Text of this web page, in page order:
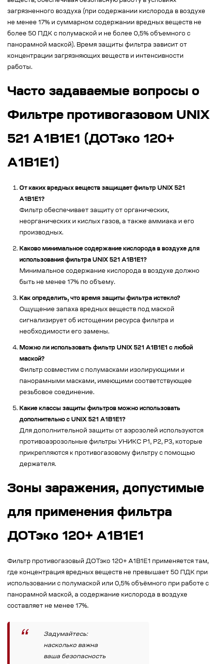
загрязненного воздуха (при содержании кислорода в воздухе
не менее 17% и суммарном содержании вредных веществ не
более 50 ПДК с полумаской и не более 0,5% объемного с
панорамной маской). Время защиты фильтра зависит от
концентрации загрязняющих веществ и интенсивности
работы.
Часто задаваемые вопросы о
Фильтре противогазовом UNIX
521 A1B1E1 (ДОТэко 120+
А1B1E1)
От каких вредных веществ защищает фильтр UNIX 521
A1B1E1?
Фильтр обеспечивает защиту от органических,
неорганических и кислых газов, а также аммиака и его
производных.
Каково минимальное содержание кислорода в воздухе для
использования фильтра UNIX 521 A1B1E1?
Минимальное содержание кислорода в воздухе должно
быть не менее 17% по объему.
Как определить, что время защиты фильтра истекло?
Ощущение запаха вредных веществ под маской
сигнализирует об истощении ресурса фильтра и
необходимости его замены.
Можно ли использовать фильтр UNIX 521 A1B1E1 с любой
маской?
Фильтр совместим с полумасками изолирующими и
панорамными масками, имеющими соответствующее
резьбовое соединение.
Какие классы защиты фильтров можно использовать
дополнительно с UNIX 521 A1B1E1?
Для дополнительной защиты от аэрозолей используются
противоаэрозольные фильтры УНИКС Р1, Р2, Р3, которые
прикрепляются к противогазовому фильтру с помощью
держателя.
Зоны заражения, допустимые
для применения фильтра
ДОТэко 120+ А1B1E1
Фильтр противогазовый ДОТэко 120+ А1B1E1 применяется там,
где концентрация вредных веществ не превышает 50 ПДК при
использовании с полумаской или 0,5% объёмного при работе с
панорамной маской, а содержание кислорода в воздухе
составляет не менее 17%.
Задумайтесь:
насколько важна
ваша безопасность